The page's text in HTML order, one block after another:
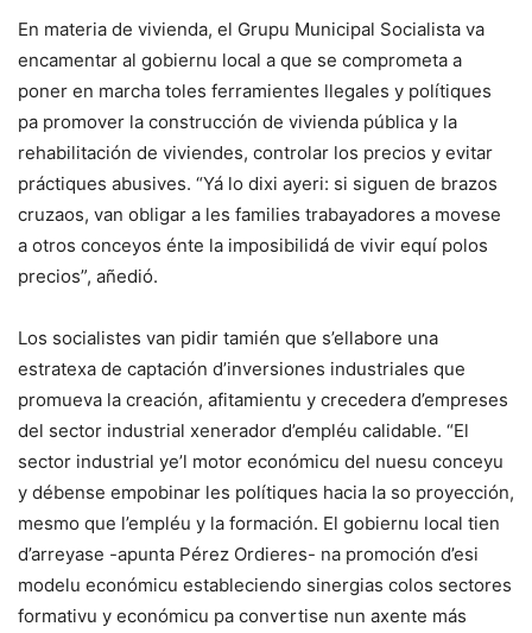
En materia de vivienda, el Grupu Municipal Socialista va
encamentar al gobiernu local a que se comprometa a
poner en marcha toles ferramientes llegales y polítiques
pa promover la construcción de vivienda pública y la
rehabilitación de viviendes, controlar los precios y evitar
práctiques abusives. “Yá lo dixi ayeri: si siguen de brazos
cruzaos, van obligar a les families trabayadores a movese
a otros conceyos énte la imposibilidá de vivir equí polos
precios”, añedió.
Los socialistes van pidir tamién que s’ellabore una
estratexa de captación d’inversiones industriales que
promueva la creación, afitamientu y crecedera d’empreses
del sector industrial xenerador d’empléu calidable. “El
sector industrial ye’l motor económicu del nuesu conceyu
y débense empobinar les polítiques hacia la so proyección,
mesmo que l’empléu y la formación. El gobiernu local tien
d’arreyase -apunta Pérez Ordieres- na promoción d’esi
modelu económicu estableciendo sinergias colos sectores
formativu y económicu pa convertise nun axente más